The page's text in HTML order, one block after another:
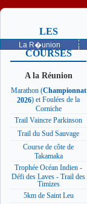
La R�union
LES
PROCHAINES
COURSES
A la Réunion
Marathon (Championnat
2026) et Foulées de la
Corniche
Trail Vaincre Parkinson
Trail du Sud Sauvage
Course de côte de
Takamaka
Trophée Océan Indien -
Défi des Laves - Trail des
Timizes
5km de Saint Leu